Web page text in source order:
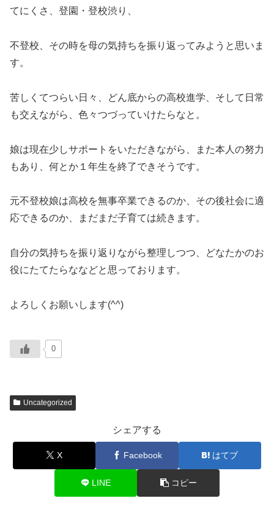
てにくさ、登園・登校渋り、
不登校、その時を母の気持ちを振り返ってみようと思いま
す。
苦しくてつらい日々、どん底からの高校進学、そして日常
も交えながら、色々つづっていけたらなと。
娘は現在少しサポートをいただきながら、また本人の努力
もあり、何とか１年生を終了できそうです。
元不登校娘は高校を無事卒業できるのか、その後社会に適
応できるのか、まだまだ子育ては続きます。
自分の気持ちを振り返りながら整理しつつ、どなたかのお
役にたてたらななどと思っております。
よろしくお願いします(^^)
0
Uncategorized
シェアする
X Facebook はてブ
LINE コピー